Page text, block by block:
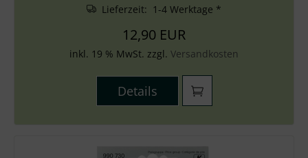
Lieferzeit: 1-4 Werktage *
12,90 EUR
inkl. 19 % MwSt. zzgl. Versandkosten
Details